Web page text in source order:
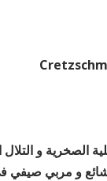
الصخرية و التلال
و مربي صيفي